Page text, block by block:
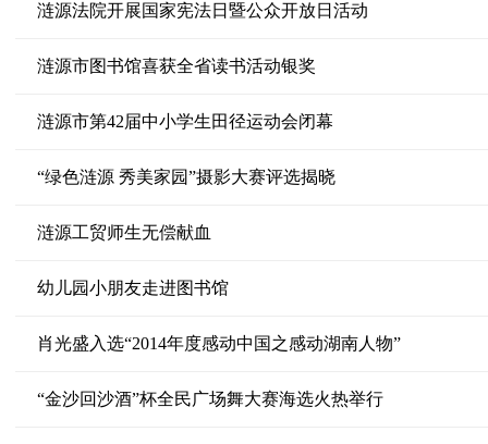
涟源法院开展国家宪法日暨公众开放日活动
涟源市图书馆喜获全省读书活动银奖
涟源市第42届中小学生田径运动会闭幕
“绿色涟源 秀美家园”摄影大赛评选揭晓
涟源工贸师生无偿献血
幼儿园小朋友走进图书馆
肖光盛入选“2014年度感动中国之感动湖南人物”
“金沙回沙酒”杯全民广场舞大赛海选火热举行